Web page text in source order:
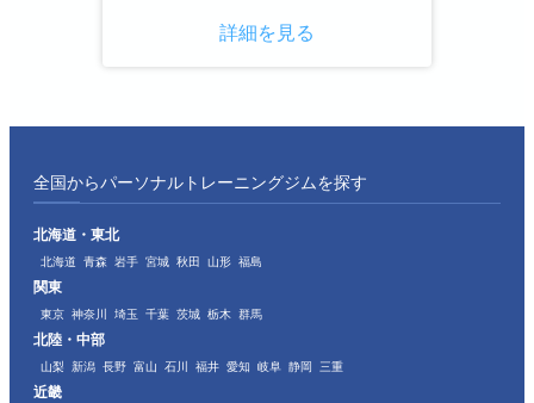
詳細を見る
全国からパーソナルトレーニングジムを探す
北海道・東北
北海道 青森 岩手 宮城 秋田 山形 福島
関東
東京 神奈川 埼玉 千葉 茨城 栃木 群馬
北陸・中部
山梨 新潟 長野 富山 石川 福井 愛知 岐阜 静岡 三重
近畿